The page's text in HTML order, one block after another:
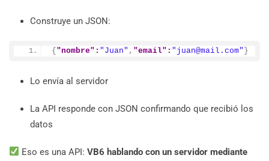
Construye un JSON:
{"nombre": "Juan" , "email": "juan@mail.com" }
Lo envía al servidor
La API responde con JSON confirmando que recibió los
datos
Eso es una API:VB6 hablando con un servidor mediante